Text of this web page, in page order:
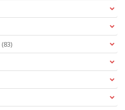
(83)